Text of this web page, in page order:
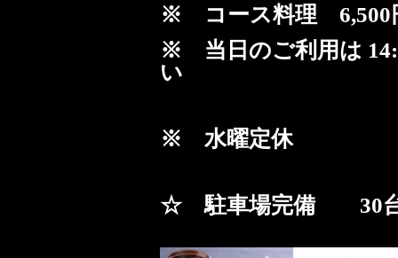
※ コース料理 6,500
※ 当日のご利用は
い
※ 水曜定休
☆ 駐車場完備 30